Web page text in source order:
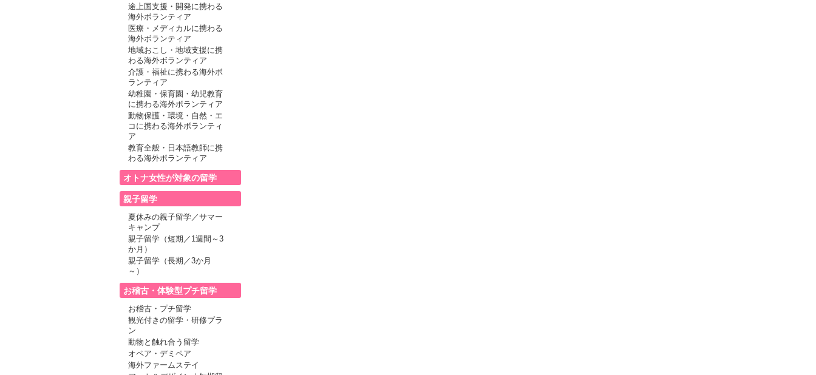
途上国支援・開発に携わる
海外ボランティア
医療・メディカルに携わる
海外ボランティア
地域おこし・地域支援に携
わる海外ボランティア
介護・福祉に携わる海外ボ
ランティア
幼稚園・保育園・幼児教育
に携わる海外ボランティア
動物保護・環境・自然・エ
コに携わる海外ボランティ
ア
教育全般・日本語教師に携
わる海外ボランティア
オトナ女性が対象の留学
親子留学
夏休みの親子留学／サマー
キャンプ
親子留学（短期／1週間～3
か月）
親子留学（長期／3か月
～）
お稽古・体験型プチ留学
お稽古・プチ留学
観光付きの留学・研修プラ
ン
動物と触れ合う留学
オペア・デミペア
海外ファームステイ